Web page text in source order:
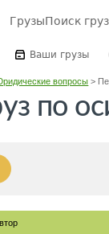
ГрузыПоиск
Ваши грузы
вопросы >
по